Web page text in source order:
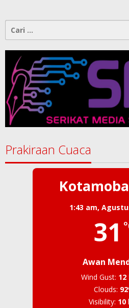
Cari
Prakiraan Cuaca
1:43 am,
31
Awan
Wind Gust:
Clouds:
Visibility: 10